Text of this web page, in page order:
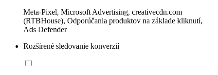
Meta-Pixel, Microsoft Advertising, creativecdn.com
(RTBHouse), Odporúčania produktov na základe kliknutí,
Ads Defender
Rozšírené sledovanie konverzií